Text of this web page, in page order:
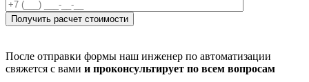
После отправки формы наш инженер по автоматизации
свяжется с вами и проконсультирует по всем вопросам